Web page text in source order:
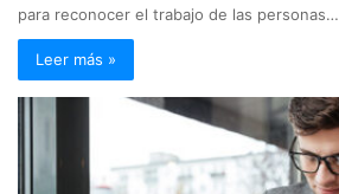
para reconocer el trabajo de las personas…
Leer más »